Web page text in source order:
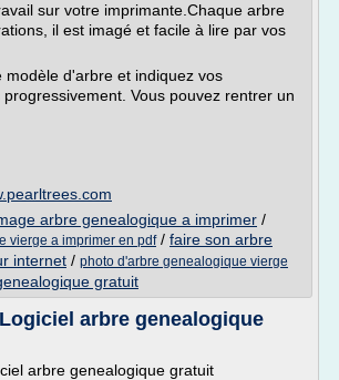
sur votre imprimante.Chaque arbre
il est imagé et facile à lire par vos
modèle d'arbre et indiquez vos
Vous pouvez rentrer un
arbre genealogique a imprimer /
vierge a imprimer en pdf/ faire son arbre
internet / photo d'arbre genealogique vierge
gratuit
arbre genealogique
arbre genealogique gratuit